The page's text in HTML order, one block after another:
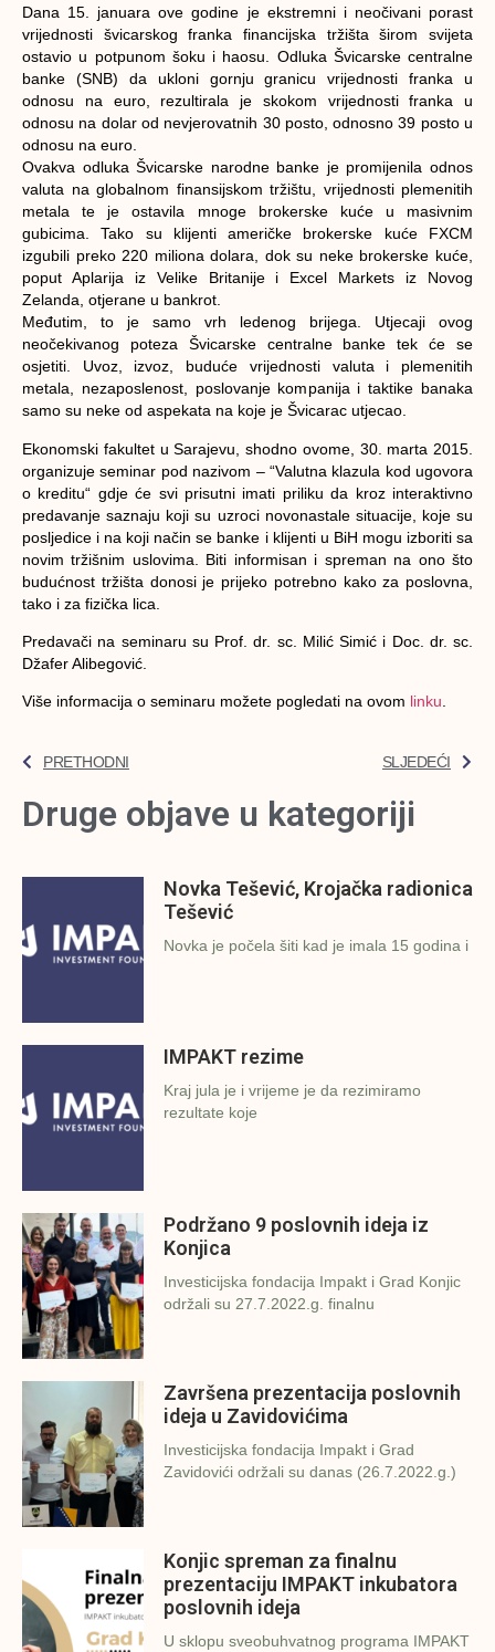
Dana 15. januara ove godine je ekstremni i neočivani porast
vrijednosti švicarskog franka financijska tržišta širom svijeta
ostavio u potpunom šoku i haosu. Odluka Švicarske centralne
banke (SNB) da ukloni gornju granicu vrijednosti franka u
odnosu na euro, rezultirala je skokom vrijednosti franka u
odnosu na dolar od nevjerovatnih 30 posto, odnosno 39 posto u
odnosu na euro.
Ovakva odluka Švicarske narodne banke je promijenila odnos
valuta na globalnom finansijskom tržištu, vrijednosti plemenitih
metala te je ostavila mnoge brokerske kuće u masivnim
gubicima. Tako su klijenti američke brokerske kuće FXCM
izgubili preko 220 miliona dolara, dok su neke brokerske kuće,
poput Aplarija iz Velike Britanije i Excel Markets iz Novog
Zelanda, otjerane u bankrot.
Međutim, to je samo vrh ledenog brijega. Utjecaji ovog
neočekivanog poteza Švicarske centralne banke tek će se
osjetiti. Uvoz, izvoz, buduće vrijednosti valuta i plemenitih
metala, nezaposlenost, poslovanje kompanija i taktike banaka
samo su neke od aspekata na koje je Švicarac utjecao.
Ekonomski fakultet u Sarajevu, shodno ovome, 30. marta 2015.
organizuje seminar pod nazivom – “Valutna klazula kod ugovora
o kreditu“ gdje će svi prisutni imati priliku da kroz interaktivno
predavanje saznaju koji su uzroci novonastale situacije, koje su
posljedice i na koji način se banke i klijenti u BiH mogu izboriti sa
novim tržišnim uslovima. Biti informisan i spreman na ono što
budućnost tržišta donosi je prijeko potrebno kako za poslovna,
tako i za fizička lica.
Predavači na seminaru su Prof. dr. sc. Milić Simić i Doc. dr. sc.
Džafer Alibegović.
Više informacija o seminaru možete pogledati na ovom linku.
PRETHODNI SLJEDEĆI
Druge objave u kategoriji
Novka Tešević, Krojačka radionica
Tešević
Novka je počela šiti kad je imala 15 godina i
IMPAKT rezime
Kraj jula je i vrijeme je da rezimiramo
rezultate koje
Podržano 9 poslovnih ideja iz
Konjica
Investicijska fondacija Impakt i Grad Konjic
održali su 27.7.2022.g. finalnu
Završena prezentacija poslovnih
ideja u Zavidovićima
Investicijska fondacija Impakt i Grad
Zavidovići održali su danas (26.7.2022.g.)
Konjic spreman za finalnu
prezentaciju IMPAKT inkubatora
poslovnih ideja
U sklopu sveobuhvatnog programa IMPAKT